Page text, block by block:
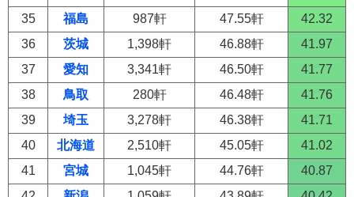
35 福島 987軒 47.55軒
42.32
36
茨城 1,398軒 46.88軒
41.97
37
愛知 3,341軒 46.50軒
41.77
38
鳥取 280軒 46.48軒
41.76
39
埼玉 3,278軒 46.38軒
41.71
40
北海道 2,510軒 45.05軒
41.02
41
宮城 1,045軒 44.76軒
40.87